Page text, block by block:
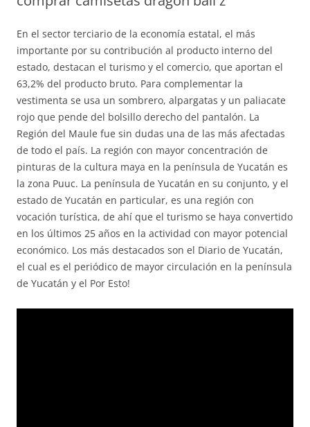
En el sector terciario de la economía estatal, el más
importante por su contribución al producto interno del
estado, destacan el turismo y el comercio, que aportan el
63,2% del producto bruto. Para complementar la
vestimenta se usa un sombrero, alpargatas y un paliacate
rojo que pende del bolsillo derecho del pantalón. La
Región del Maule fue sin dudas una de las más afectadas
de todo el país. La región con mayor concentración de
pinturas de la cultura maya en la península de Yucatán es
la zona Puuc. La península de Yucatán en su conjunto, y el
estado de Yucatán en particular, es una región con
vocación turística, de ahí que el turismo se haya convertido
en los últimos 25 años en la actividad con mayor potencial
económico. Los más destacados son el Diario de Yucatán,
el cual es el periódico de mayor circulación en la península
de Yucatán y el Por Esto!